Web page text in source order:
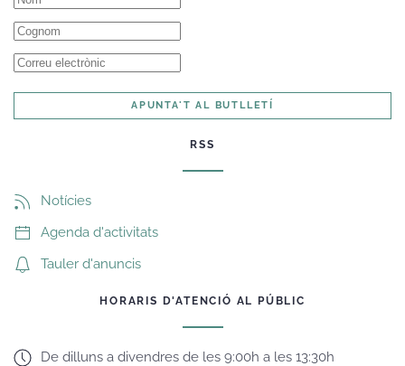
APUNTA'T AL BUTLLETÍ
RSS
Notícies
Agenda d'activitats
Tauler d'anuncis
HORARIS D'ATENCIÓ AL PÚBLIC
De dilluns a divendres de les 9:00h a les 13:30h